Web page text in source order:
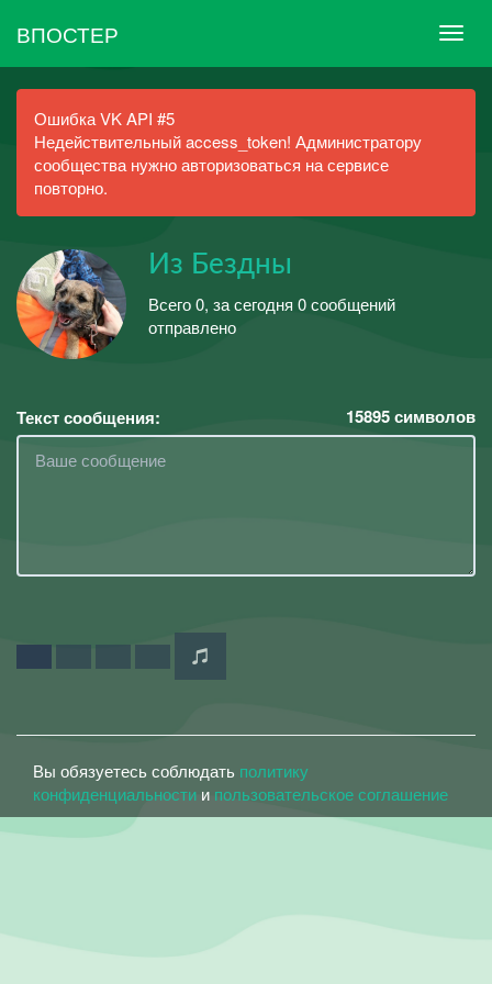
ВПОСТЕР
Ошибка VK API #5
Недействительный access_token! Администратору
сообщества нужно авторизоваться на сервисе
повторно.
Из Бездны
Всего 0, за сегодня 0 сообщений
отправлено
Текст сообщения: 15895символов
Вы обязуетесь соблюдать политику
конфиденциальности и пользовательское соглашение